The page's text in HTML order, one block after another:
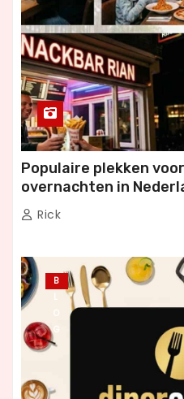
Populaire plekken
overnachten in
Rick
B
L
O
G